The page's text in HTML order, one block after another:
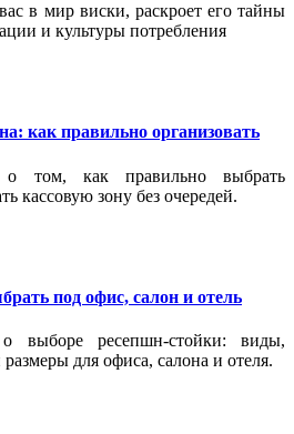
в мир виски, раскроет его тайны
и культуры потребления
как правильно организовать
о том, как правильно выбрать
кассовую зону без очередей.
под офис, салон и отель
о выборе ресепшн-стойки: виды,
для офиса, салона и отеля.